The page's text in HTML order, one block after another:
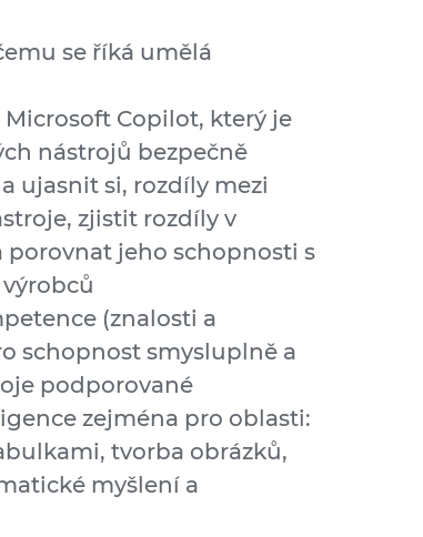
se říká umělá
Copilot, který je
nástrojů bezpečně
ujasnit si, rozdíly mezi
zjistit rozdíly v
jeho schopnosti s
(znalosti a
schopnost smysluplně a
podporované
zejména pro oblasti:
tvorba obrázků,
myšlení a